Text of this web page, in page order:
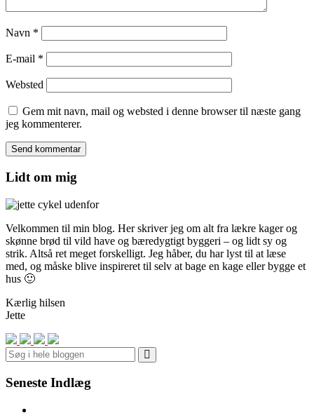
Navn *
E-mail *
Websted
Gem mit navn, mail og websted i denne browser til næste gang
jeg kommenterer.
Lidt om mig
Velkommen til min blog. Her skriver jeg om alt fra lækre kager og
skønne brød til vild have og bæredygtigt byggeri – og lidt sy og
strik. Altså ret meget forskelligt. Jeg håber, du har lyst til at læse
med, og måske blive inspireret til selv at bage en kage eller bygge et
hus 🙂
Kærlig hilsen
Jette
Seneste Indlæg